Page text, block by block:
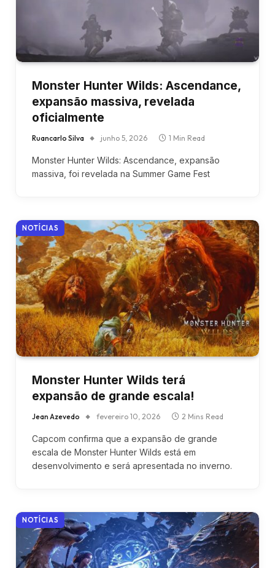
Monster Hunter Wilds: Ascendance,
expansão massiva, revelada
oficialmente
Ruancarlo Silva junho 5, 2026 1 Min Read
Monster Hunter Wilds: Ascendance, expansão
massiva, foi revelada na Summer Game Fest
NOTÍCIAS
Monster Hunter Wilds terá
expansão de grande escala!
Jean Azevedo fevereiro 10, 2026 2 Mins Read
Capcom confirma que a expansão de grande
escala de Monster Hunter Wilds está em
desenvolvimento e será apresentada no inverno.
NOTÍCIAS